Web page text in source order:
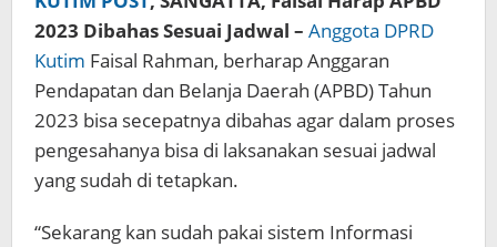
2023 Dibahas Sesuai Jadwal – Anggota DPRD
Kutim Faisal Rahman, berharap Anggaran
Pendapatan dan Belanja Daerah (APBD) Tahun
2023 bisa secepatnya dibahas agar dalam proses
pengesahanya bisa di laksanakan sesuai jadwal
yang sudah di tetapkan.
“Sekarang kan sudah pakai sistem Informasi